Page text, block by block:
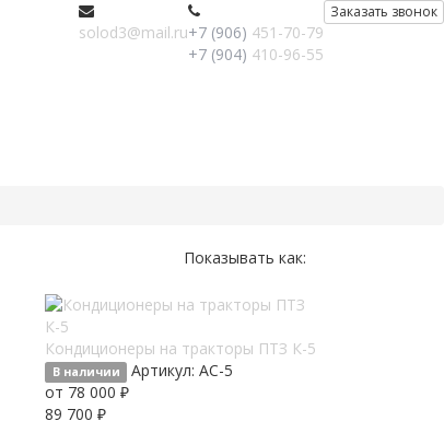
Заказать звонок
+7 (906) 451-70-79
+7 (904) 410-96-55
solod3@mail.ru
Показывать как:
Кондиционеры на тракторы ПТЗ К-5
В наличии Артикул:AC-5
от 78 000 ₽
89 700 ₽